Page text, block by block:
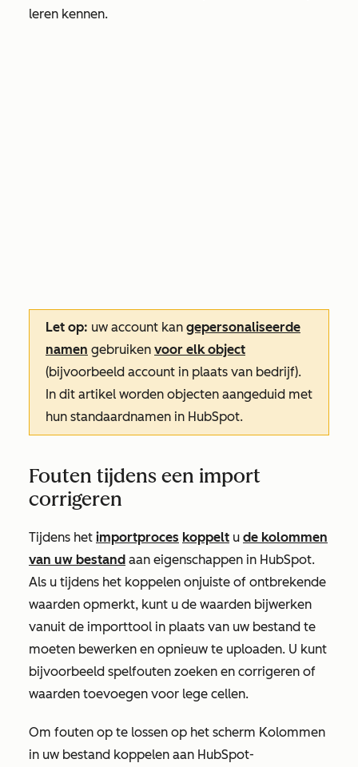
leren kennen.
Let op: uw account kan gepersonaliseerde
namen gebruiken voor elk object
(bijvoorbeeld account in plaats van bedrijf).
In dit artikel worden objecten aangeduid met
hun standaardnamen in HubSpot.
Fouten tijdens een import
corrigeren
Tijdens het importproces koppelt u de kolommen
van uw bestand aan eigenschappen in HubSpot.
Als u tijdens het koppelen onjuiste of ontbrekende
waarden opmerkt, kunt u de waarden bijwerken
vanuit de importtool in plaats van uw bestand te
moeten bewerken en opnieuw te uploaden. U kunt
bijvoorbeeld spelfouten zoeken en corrigeren of
waarden toevoegen voor lege cellen.
Om fouten op te lossen op het scherm Kolommen
in uw bestand koppelen aan HubSpot-